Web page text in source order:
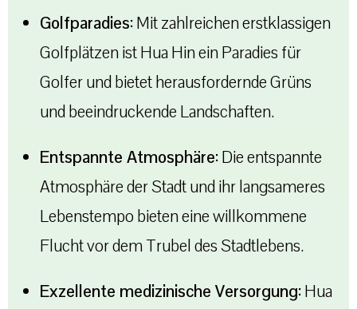
Golfparadies:Mit zahlreichen erstklassigen
Golfplätzen ist Hua Hin ein Paradies für
Golfer und bietet herausfordernde Grüns
und beeindruckende Landschaften.
Entspannte Atmosphäre:Die entspannte
Atmosphäre der Stadt und ihr langsameres
Lebenstempo bieten eine willkommene
Flucht vor dem Trubel des Stadtlebens.
Exzellente medizinische Versorgung:Hua